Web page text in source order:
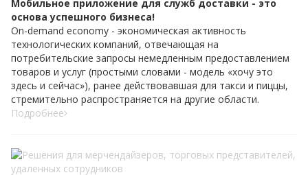
Мобильное приложение для служб доставки - это
основа успешного бизнеса!
On-demand economy - экономическая активность
технологических компаний, отвечающая на
потребительские запросы немедленным предоставлением
товаров и услуг (простыми словами - модель «хочу это
здесь и сейчас»), ранее действовавшая для такси и пиццы,
стремительно распространяется на другие области.
Подробнее